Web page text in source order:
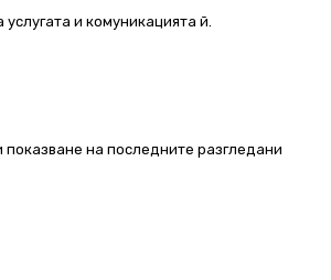
и комуникацията й.
показване на последните разгледани